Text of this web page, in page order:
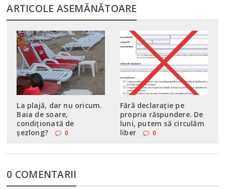
ARTICOLE ASEMĂNĂTOARE
La plajă, dar nu oricum.
Baia de soare,
condiţionată de
şezlong?
0
Fără declaraţie pe
propria răspundere. De
luni, putem să circulăm
liber
0
0 COMENTARII